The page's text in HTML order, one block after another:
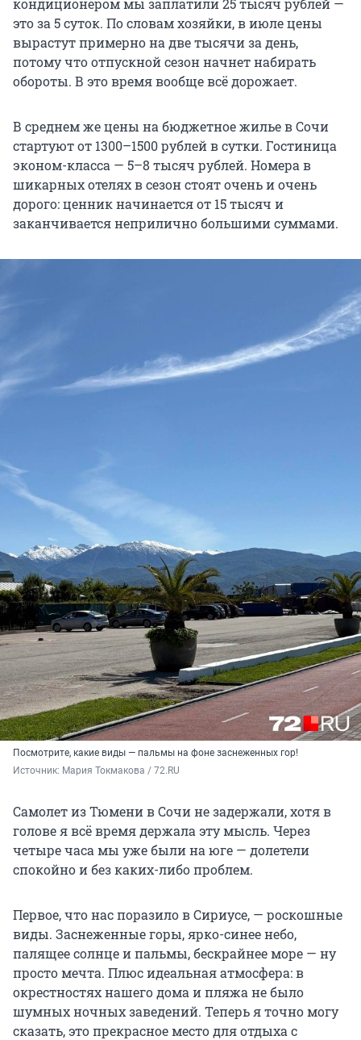
это за 5 суток. По словам хозяйки, в июле цены
вырастут примерно на две тысячи за день,
потому что отпускной сезон начнет набирать
обороты. В это время вообще всё дорожает.
В среднем же цены на бюджетное жилье в Сочи
стартуют от 1300–1500 рублей в сутки. Гостиница
эконом-класса — 5–8 тысяч рублей. Номера в
шикарных отелях в сезон стоят очень и очень
дорого: ценник начинается от 15 тысяч и
заканчивается неприлично большими суммами.
Посмотрите, какие виды — пальмы на фоне заснеженных гор!
Источник: Мария Токмакова / 72.RU
Самолет из Тюмени в Сочи не задержали, хотя в
голове я всё время держала эту мысль. Через
четыре часа мы уже были на юге — долетели
спокойно и без каких-либо проблем.
Первое, что нас поразило в Сириусе, — роскошные
виды. Заснеженные горы, ярко-синее небо,
палящее солнце и пальмы, бескрайнее море — ну
просто мечта. Плюс идеальная атмосфера: в
окрестностях нашего дома и пляжа не было
шумных ночных заведений. Теперь я точно могу
сказать, это прекрасное место для отдыха с